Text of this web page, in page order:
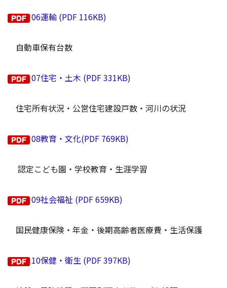
06運輸 (PDF 116KB)
自動車保有台数
07住宅・土木 (PDF 331KB)
住宅所有状況・公営住宅建設戸数・河川の状況
08教育・文化(PDF 769KB)
認定こども園・学校教育・生涯学習
09社会福祉 (PDF 659KB)
国民健康保険・年金・後期高齢者医療費・生活保護
10保健・衛生 (PDF 397KB)